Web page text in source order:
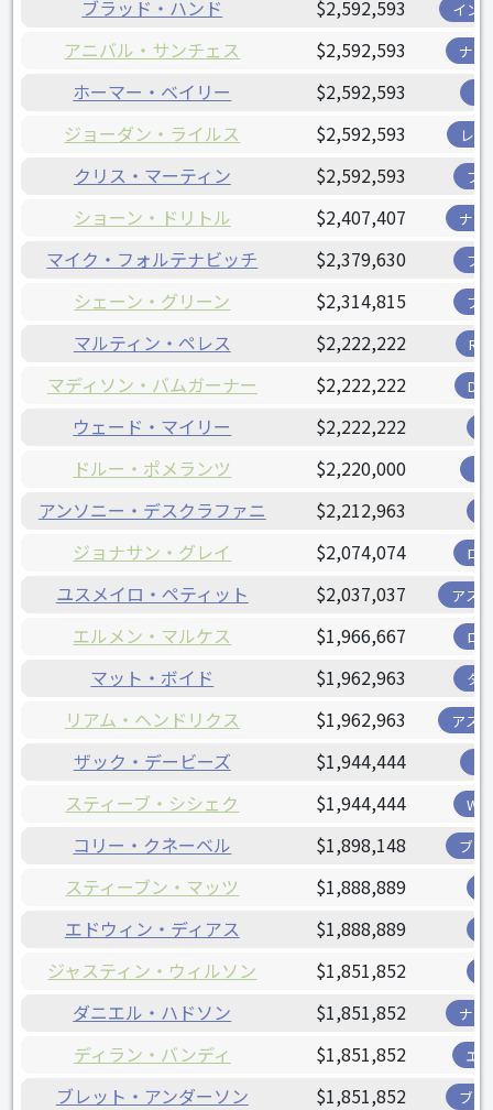
ブラッド・ハンド $2,592,593 イン
アニバル・サンチェス $2,592,593 ナシ
ホーマー・ベイリー $2,592,593
ジョーダン・ライルス $2,592,593 レ
クリス・マーティン $2,592,593 ブ
ショーン・ドリトル $2,407,407 ナシ
マイク・フォルテナビッチ $2,379,630 ブ
シェーン・グリーン $2,314,815 ブ
マルティン・ペレス $2,222,222 R
マディソン・バムガーナー $2,222,222 D
ウェード・マイリー $2,222,222
ドルー・ポメランツ $2,220,000
アンソニー・デスクラファニ $2,212,963
ジョナサン・グレイ $2,074,074 ロ
ユスメイロ・ペティット $2,037,037 アス
エルメン・マルケス $1,966,667 ロ
マット・ボイド $1,962,963 タ
リアム・ヘンドリクス $1,962,963 アス
ザック・デービーズ $1,944,444
スティーブ・シシェク $1,944,444 W
コリー・クネーベル $1,898,148 ブリ
スティーブン・マッツ $1,888,889
エドウィン・ディアス $1,888,889
ジャスティン・ウィルソン $1,851,852
ダニエル・ハドソン $1,851,852 ナシ
ディラン・バンディ $1,851,852 エ
ブレット・アンダーソン $1,851,852 ブリ